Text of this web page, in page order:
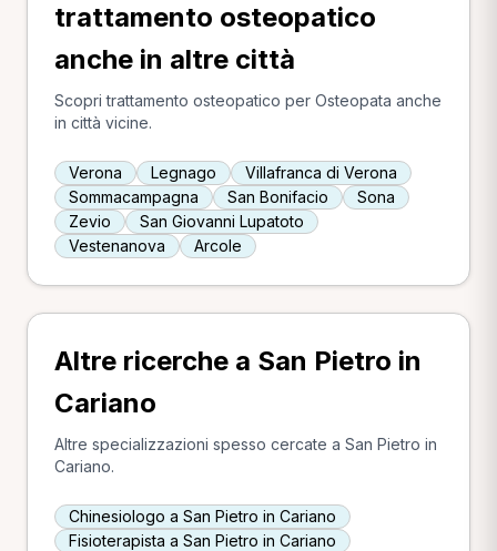
trattamento osteopatico
anche in altre città
Scopri trattamento osteopatico per Osteopata anche
in città vicine.
Verona Legnago
Villafranca di Verona
Sommacampagna
San Bonifacio
Sona
Zevio
San Giovanni Lupatoto
Vestenanova
Arcole
Altre ricerche a San Pietro in
Cariano
Altre specializzazioni spesso cercate a San Pietro in
Cariano.
Chinesiologo a San Pietro in Cariano
Fisioterapista a San Pietro in Cariano